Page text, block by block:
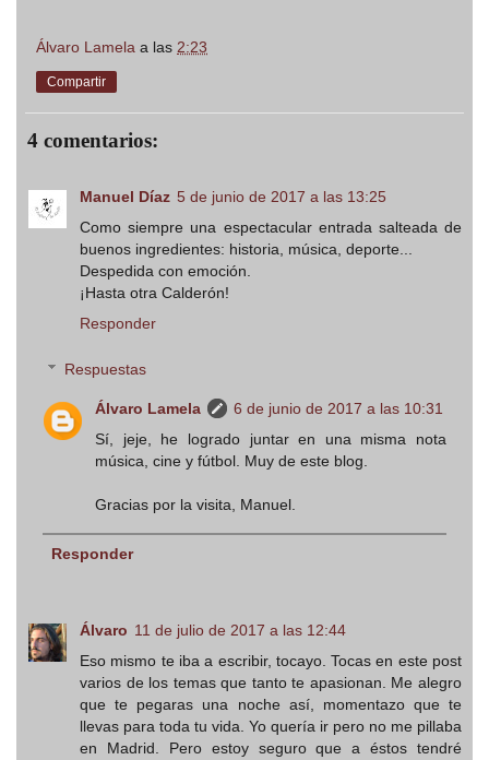
Álvaro Lamela a las 2:23
Compartir
4 comentarios:
Manuel Díaz 5 de junio de 2017 a las 13:25
Como siempre una espectacular entrada salteada de
buenos ingredientes: historia, música, deporte...
Despedida con emoción.
¡Hasta otra Calderón!
Responder
Respuestas
Álvaro Lamela
6 de junio de 2017 a las 10:31
Sí, jeje, he logrado juntar en una misma nota
música, cine y fútbol. Muy de este blog.
Gracias por la visita, Manuel.
Responder
Álvaro 11 de julio de 2017 a las 12:44
Eso mismo te iba a escribir, tocayo. Tocas en este post
varios de los temas que tanto te apasionan. Me alegro
que te pegaras una noche así, momentazo que te
llevas para toda tu vida. Yo quería ir pero no me pillaba
en Madrid. Pero estoy seguro que a éstos tendré